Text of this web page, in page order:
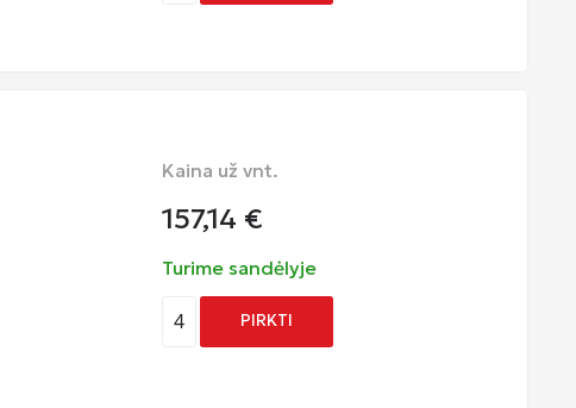
Kaina už vnt.
157,14 €
Turime sandėlyje
4 PIRKTI